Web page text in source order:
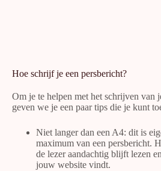
Hoe schrijf je een persbericht?
Om je te helpen met het schrijven van
geven we je een paar tips die je kunt
Niet langer dan een A4: dit is
maximum van een persbericht.
de lezer aandachtig blijft lezen
jouw website vindt.